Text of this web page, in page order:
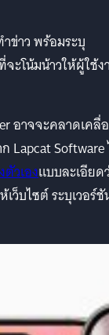
ข่าว พร้อมระบุ
ะโน้มน้าวให้ผู้ใช้ง
อาจจะคลาดเคลื่
Lapcat Software
วเองแบบละเอียด
ว็บไซต์ ระบุเวอร์